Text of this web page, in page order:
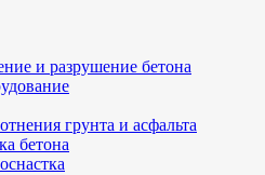
и разрушение бетона
грунта и асфальта
бетона